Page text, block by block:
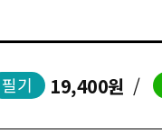
필기 19,400원 /